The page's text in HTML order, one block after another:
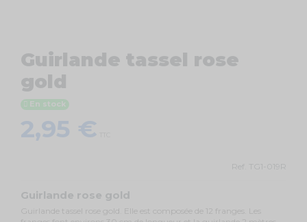
Guirlande tassel rose
gold
En stock
2,95 €
Ref. TG1-019R
Guirlande rose gold
Guirlande tassel rose gold. Elle est composée de 12 franges. Les